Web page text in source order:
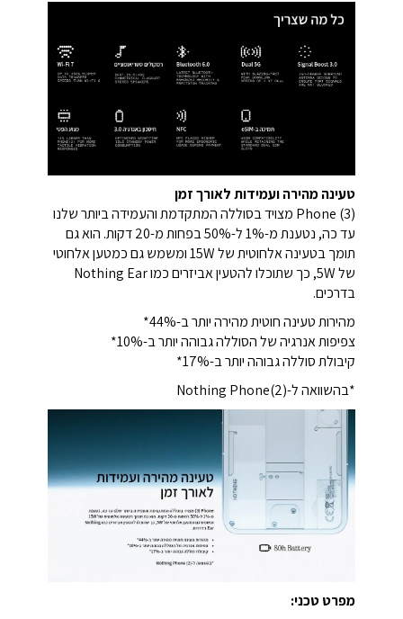
טעינה מהירה ועמידות לאורך זמן
Phone (3) מצויד בסוללה המתקדמת והעמידה ביותר שלנו
עד כה, נטענת מ-1% ל-50% בפחות מ-20 דקות. הוא גם
תומך בטעינה אלחוטית של 15W ומשמש גם כמטען אלחוטי
של 5W, כך שתוכלו להטעין אביזרים כמו Nothing Ear
בדרכים.
מהירות טעינה חוטית מהירה יותר ב-44%*
צפיפות אנרגיה של הסוללה גבוהה יותר ב-10%*
קיבולת סוללה גבוהה יותר ב-17%*
*בהשוואה ל-Nothing Phone(2)
מפרט טכני: